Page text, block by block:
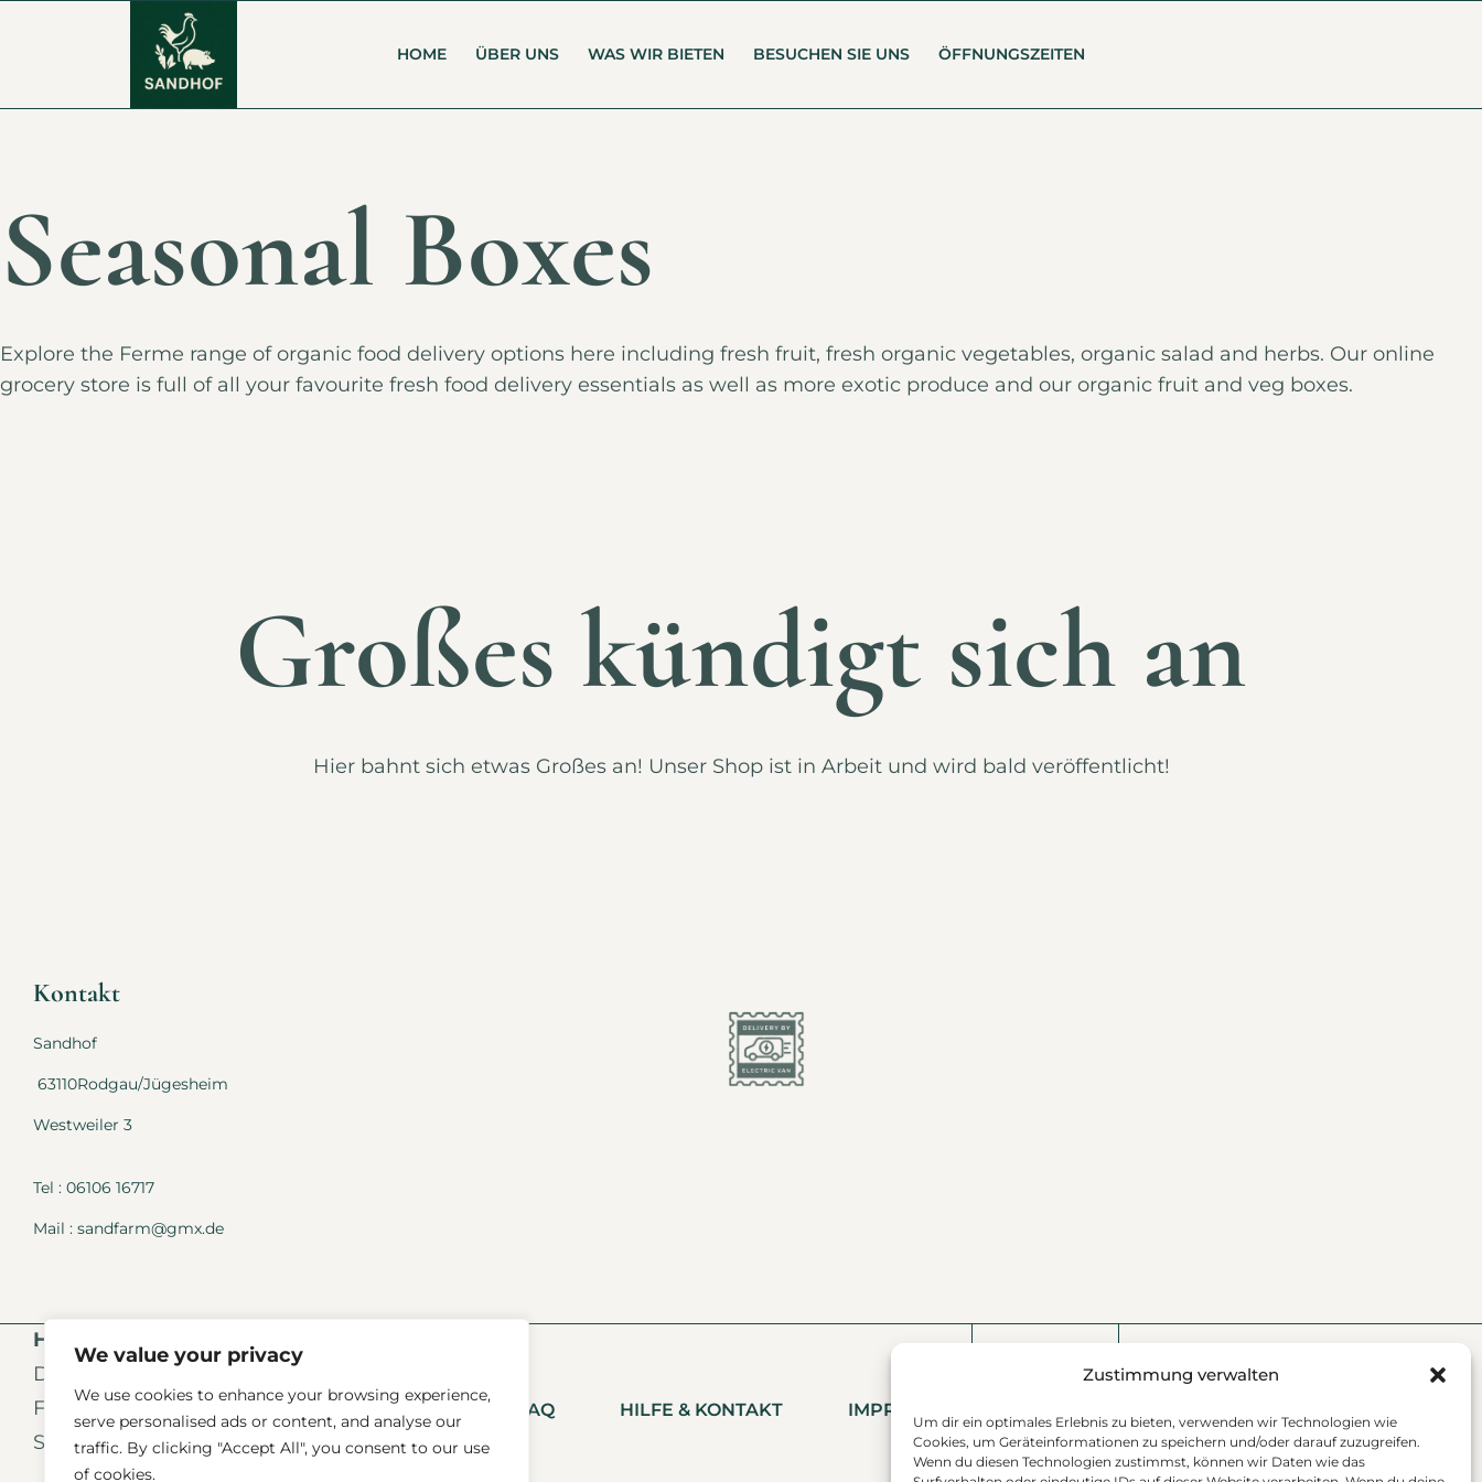
We value your privacy
We use cookies to enhance your browsing experience,
serve personalised ads or content, and analyse our
traffic. By clicking "Accept All", you consent to our use
of cookies.
Zustimmung verwalten
Um dir ein optimales Erlebnis zu bieten, verwenden wir Technologien wie
Cookies, um Geräteinformationen zu speichern und/oder darauf zuzugreifen.
Wenn du diesen Technologien zustimmst, können wir Daten wie das
HOME ÜBER UNS WAS WIR BIETEN BESUCHEN SIE UNS ÖFFNUNGSZEITEN
Seasonal Boxes
Explore the Ferme range of organic food delivery options here including fresh fruit, fresh organic vegetables, organic salad and herbs. Our online
grocery store is full of all your favourite fresh food delivery essentials as well as more exotic produce and our organic fruit and veg boxes.
Großes kündigt sich an
Hier bahnt sich etwas Großes an! Unser Shop ist in Arbeit und wird bald veröffentlicht!
Kontakt
Sandhof
63110Rodgau/Jügesheim
Westweiler 3
Tel : 06106 16717
Mail : sandfarm@gmx.de
Hofladen Öffnungszeiten
Donnerstags 11-13 und 15-18 Uhr
Freitags 11-13 und 15-18 Uhr
Samstags 10-13 Uhr
FAQ HILFE & KONTAKT IMPRESSUM